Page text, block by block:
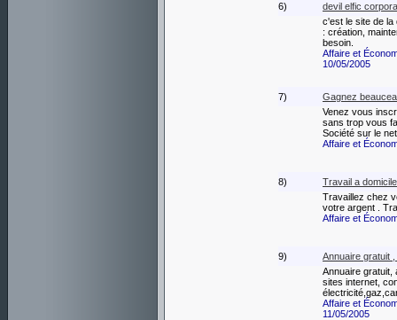
6)
devil elfic
c'est le site de
: création,
besoin.
Affaire et
10/05/2005
7)
Gagnez
Venez vous
sans trop vous
Société sur le
Affaire et
8)
Travail a
Travaillez chez
votre argent .
Affaire et
9)
Annuaire gratuit
Annuaire gratuit,
sites internet,
Affaire et
11/05/2005